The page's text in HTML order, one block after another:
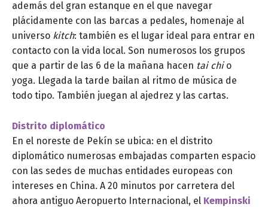
además del gran estanque en el que navegar
plácidamente con las barcas a pedales, homenaje al
universo kitch: también es el lugar ideal para entrar en
contacto con la vida local. Son numerosos los grupos
que a partir de las 6 de la mañana hacen tai chio
yoga. Llegada la tarde bailan al ritmo de música de
todo tipo. También juegan al ajedrez y las cartas.
Distrito diplomático
En el noreste de Pekín se ubica: en el distrito
diplomático numerosas embajadas comparten espacio
con las sedes de muchas entidades europeas con
intereses en China. A 20 minutos por carretera del
ahora antiguo Aeropuerto Internacional, el Kempinski